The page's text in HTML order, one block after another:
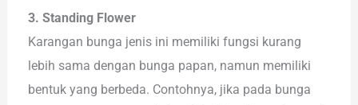
3. Standing Flower
Karangan bunga jenis ini memiliki fungsi kurang
lebih sama dengan bunga papan, namun memiliki
bentuk yang berbeda. Contohnya, jika pada bunga